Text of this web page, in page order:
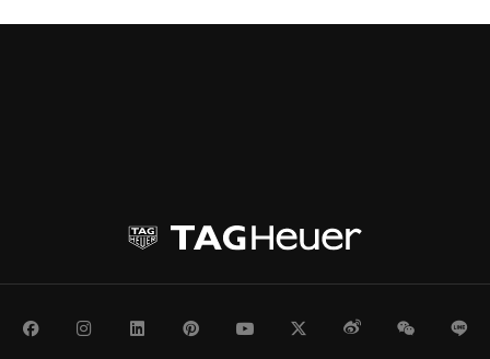
FacebookInstagramLinkedInPinterestYoutubeTwitterWeiboWeChat